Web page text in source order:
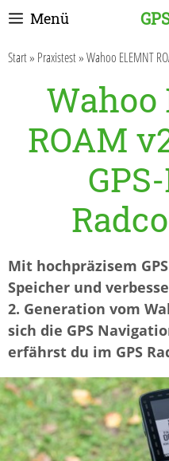
Zum
springen
Menü
Start» Praxistest»Wahoo ELEMNT
Wahoo
ROAM
Mit hochpräzisem
Speicher und
2. Generation vom
sich die GPS
erfährst du im GPS